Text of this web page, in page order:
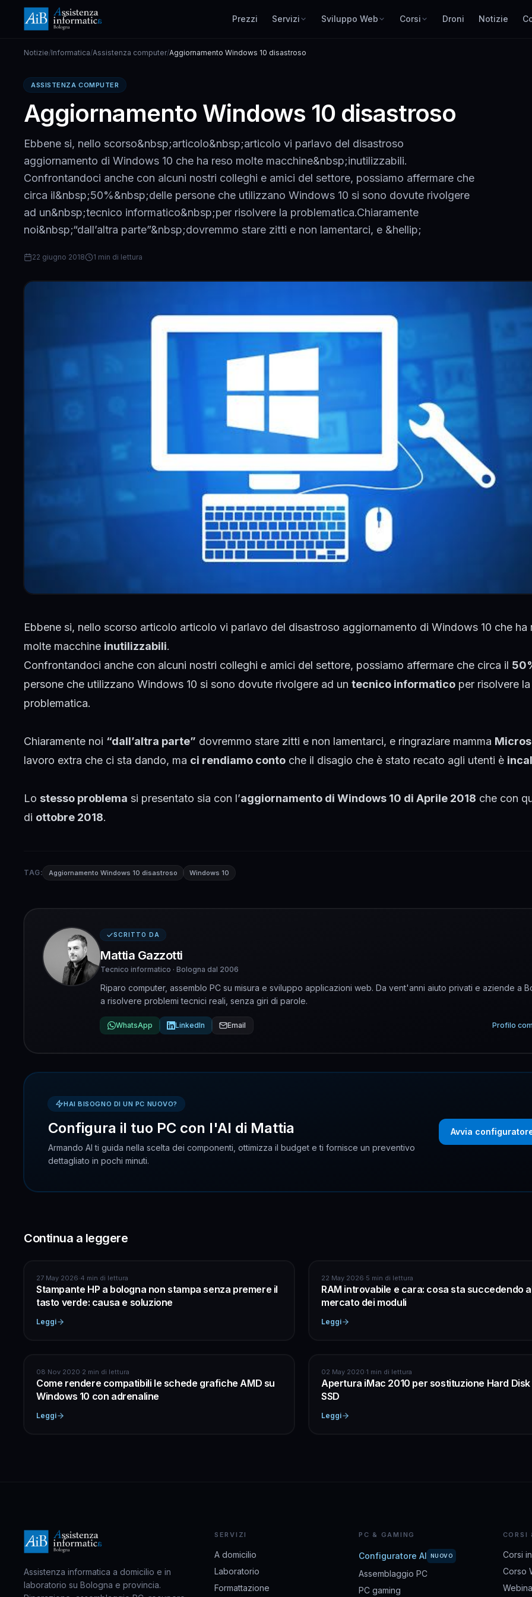
Prezzi Servizi Sviluppo Web Corsi Droni Notizie
Notizie/Informatica/Assistenza computer/Aggiornamento Windows 10 disastroso
ASSISTENZA COMPUTER
Aggiornamento Windows 10 disastroso
Ebbene si, nello scorso&nbsp;articolo&nbsp;articolo vi parlavo del disastroso
aggiornamento di Windows 10 che ha reso molte macchine&nbsp;inutilizzabili.
Confrontandoci anche con alcuni nostri colleghi e amici del settore, possiamo affermare che
circa il&nbsp;50%&nbsp;delle persone che utilizzano Windows 10 si sono dovute rivolgere
ad un&nbsp;tecnico informatico&nbsp;per risolvere la problematica.Chiaramente
noi&nbsp;“dall’altra parte”&nbsp;dovremmo stare zitti e non lamentarci, e &hellip;
22 giugno 2018 1 min di lettura
Ebbene si, nello scorso articolo articolo vi parlavo del disastroso aggiornamento di Windows 10 che ha
molte macchine inutilizzabili.
Confrontandoci anche con alcuni nostri colleghi e amici del settore, possiamo affermare che circa il
persone che utilizzano Windows 10 si sono dovute rivolgere ad un tecnico informatico per risolvere la
problematica.
Chiaramente noi “dall’altra parte” dovremmo stare zitti e non lamentarci, e ringraziare mamma
lavoro extra che ci sta dando, ma ci rendiamo conto che il disagio che è stato recato agli utenti è
Lo stesso problema si presentato sia con l’aggiornamento di Windows 10 di Aprile 2018 che con
di ottobre 2018.
TAG: Aggiornamento Windows 10 disastroso Windows 10
SCRITTO DA
Mattia Gazzotti
Tecnico informatico · Bologna dal 2006
Riparo computer, assemblo PC su misura e sviluppo applicazioni web. Da vent'anni aiuto privati e aziende a
a risolvere problemi tecnici reali, senza giri di parole.
WhatsApp LinkedIn Email Profilo
HAI BISOGNO DI UN PC NUOVO?
Configura il tuo PC con l'AI di Mattia
Armando AI ti guida nella scelta dei componenti, ottimizza il budget e ti fornisce un preventivo
dettagliato in pochi minuti.
Avvia
Continua a leggere
ASSISTENZA COMPUTER
27 May 2026·4 min di lettura
Stampante HP a bologna non stampa senza premere il
tasto verde: causa e soluzione
Leggi
ASSISTENZA COMPUTER
22 May 2026·5 min di lettura
RAM introvabile e cara: cosa sta succedendo
mercato dei moduli
Leggi
ASSISTENZA COMPUTER
08 Nov 2020·2 min di lettura
Come rendere compatibili le schede grafiche AMD su
Windows 10 con adrenaline
Leggi
APPLE
02 May 2020·1 min di lettura
Apertura iMac 2010 per sostituzione Hard
SSD
Leggi
Assistenza informatica a domicilio e in
laboratorio su Bologna e provincia.
SERVIZI
A domicilio
Laboratorio
Formattazione
PC & GAMING
Configuratore AI NUOVO
Assemblaggio PC
PC gaming
CORSI
Corsi
Corso